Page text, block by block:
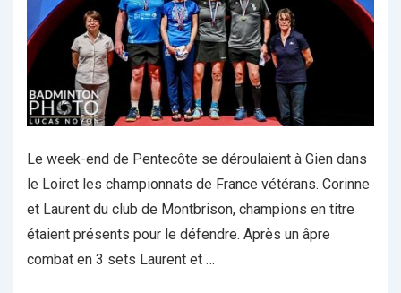
Le week-end de Pentecôte se déroulaient à Gien dans
le Loiret les championnats de France vétérans. Corinne
et Laurent du club de Montbrison, champions en titre
étaient présents pour le défendre. Après un âpre
combat en 3 sets Laurent et …